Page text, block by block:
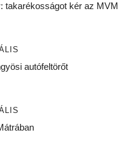
takarékosságot kér az MVM
autófeltörőt